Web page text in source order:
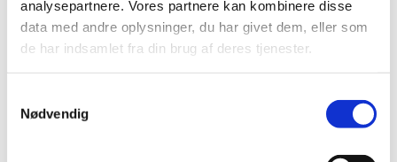
analysepartnere. Vores partnere kan kombinere disse
data med andre oplysninger, du har givet dem, eller som
de har indsamlet fra din brug af deres tjenester.
Nødvendig
Læger Uden Grænser
Disse nødhjælpsorganisationers beredskabslister
finansieres af Udenrigsministeriet og mønstrer til
ekspertiser. De kan med kort varsel sendes ud til
katastrofeindsatser, og de fleste indgår også i den
efterfølgende genopbygning. Udsendelserne kan vare